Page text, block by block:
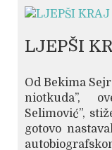
LJEPŠI
Od Bekima
niotkuda’’,
Selimović”,
gotovo